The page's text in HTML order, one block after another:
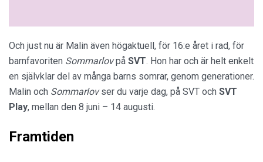
Och just nu är Malin även högaktuell, för 16:e året i rad, för
barnfavoriten Sommarlovpå SVT. Hon har och är helt enkelt
en självklar del av många barns somrar, genom generationer.
Malin och Sommarlovser du varje dag, på SVT och SVT
Play, mellan den 8 juni – 14 augusti.
Framtiden